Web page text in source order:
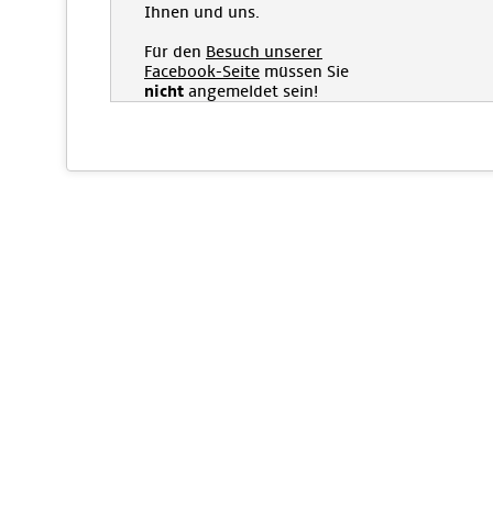
Ihnen und uns.
Für den Besuch unserer
Facebook-Seite müssen Sie
nicht angemeldet sein!